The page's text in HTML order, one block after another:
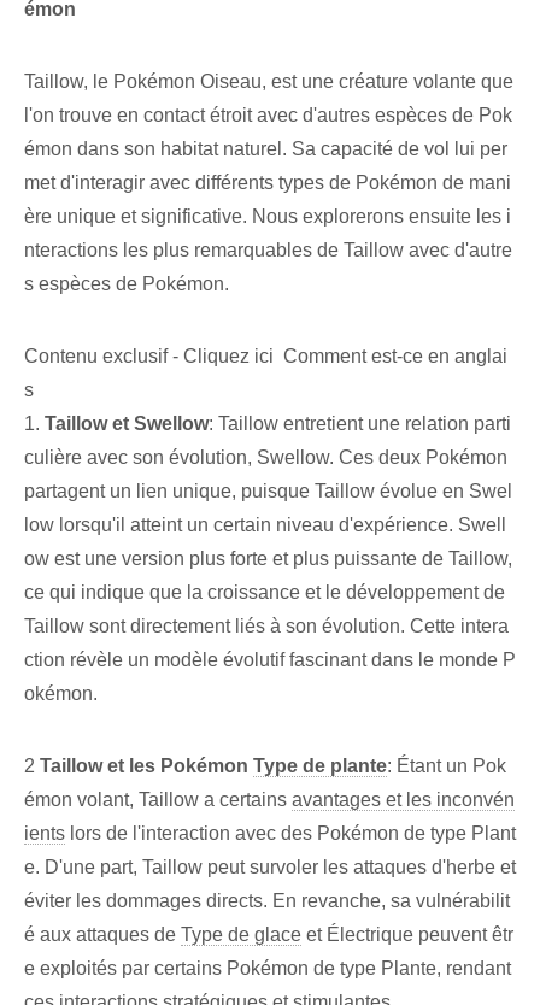
émon
Taillow, le Pokémon Oiseau, est une créature volante que
l'on trouve en contact étroit avec d'autres espèces de Pok
émon dans son habitat naturel. Sa capacité de vol lui per
met d'interagir avec différents types de Pokémon de mani
ère unique et significative. Nous explorerons ensuite les i
nteractions les plus remarquables de Taillow avec d'autre
s espèces de Pokémon.
Contenu exclusif - Cliquez ici Comment est-ce en anglai
s
1. Taillow et Swellow: Taillow entretient une relation parti
culière avec son évolution, Swellow. Ces deux Pokémon
partagent un lien unique, puisque Taillow évolue en Swel
low lorsqu'il atteint un certain niveau d'expérience. Swell
ow est une version plus forte et plus puissante de Taillow,
ce qui indique que la croissance et le développement de
Taillow sont directement liés à son évolution. Cette ⁤intera
ction révèle ⁢un ‌modèle évolutif fascinant⁣ dans le monde P
okémon.
2 Taillow et les Pokémon⁤ Type de plante: Étant un Pok
émon volant, Taillow a certains avantages et les inconvén
ients lors de l'interaction avec des Pokémon de type Plant
e. D'une part, Taillow peut survoler les attaques d'herbe et
éviter les dommages directs. En revanche, sa vulnérabilit
é aux attaques de Type de glace et Électrique peuvent êtr
e exploités par certains Pokémon de type Plante, rendant